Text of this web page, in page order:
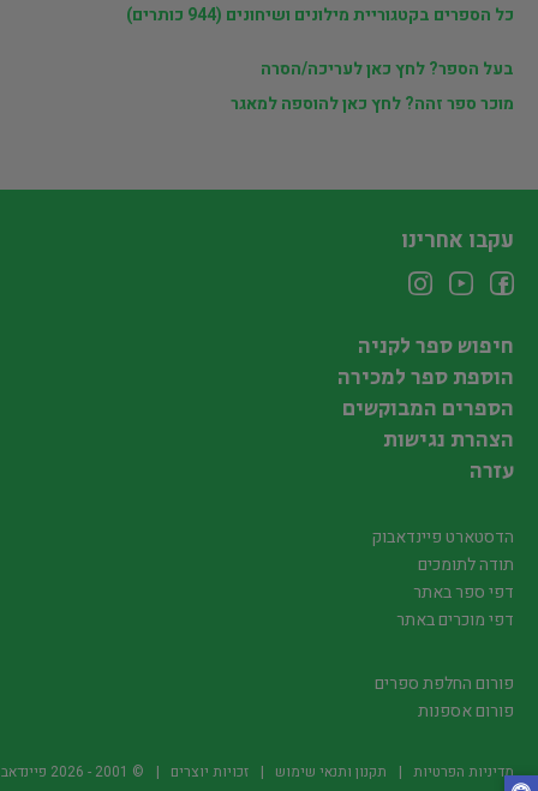
כל הספרים בקטגוריית מילונים ושיחונים (944 כותרים)
בעל הספר? לחץ כאן לעריכה/הסרה
מוכר ספר זהה? לחץ כאן להוספה למאגר
עקבו אחרינו
חיפוש ספר לקניה
הוספת ספר למכירה
הספרים המבוקשים
הצהרת נגישות
עזרה
הדסטארט פיינדאבוק
תודה לתומכים
דפי ספר באתר
דפי מוכרים באתר
פורום החלפת ספרים
פורום אספנות
מדיניות הפרטיות תקנון ותנאי שימוש זכויות יוצרים © 2001 -
2026